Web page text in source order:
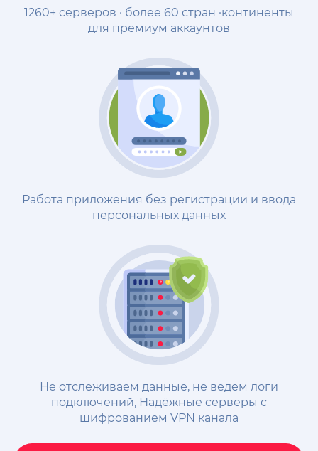
1260+ серверов · более 60 стран ·континенты
для премиум аккаунтов
Работа приложения без регистрации и ввода
персональных данных
Не отслеживаем данные, не ведем логи
подключений, Надёжные cерверы с
шифрованием VPN канала